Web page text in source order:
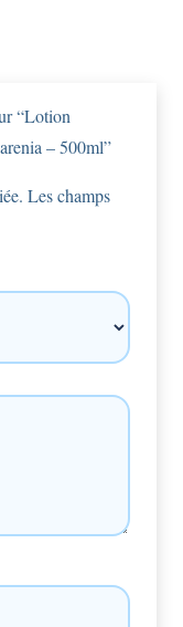
“Lotion
– 500ml”
Les champs